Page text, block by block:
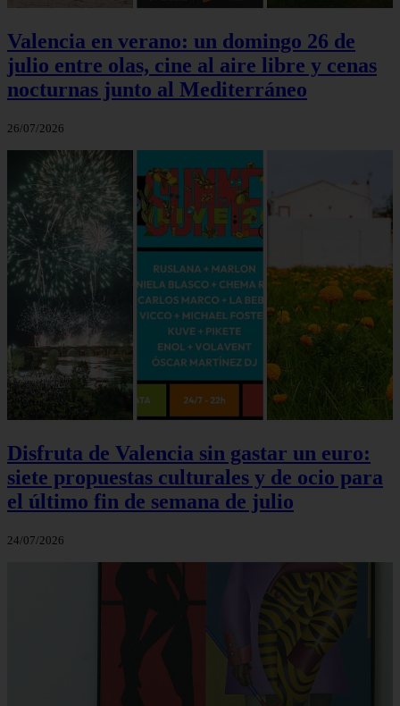
Valencia en verano: un domingo 26 de
julio entre olas, cine al aire libre y cenas
nocturnas junto al Mediterráneo
26/07/2026
Disfruta de Valencia sin gastar un euro:
siete propuestas culturales y de ocio para
el último fin de semana de julio
24/07/2026